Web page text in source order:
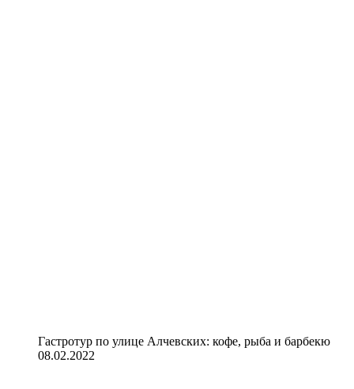
Гастротур по улице Алчевских: кофе, рыба и барбекю
08.02.2022